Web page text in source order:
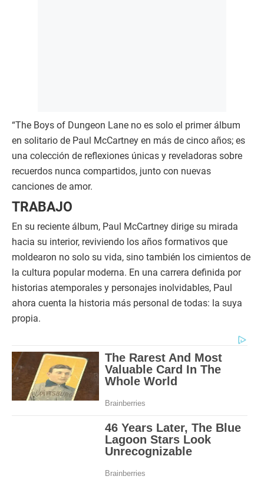
“The Boys of Dungeon Lane no es solo el primer álbum
en solitario de Paul McCartney en más de cinco años; es
una colección de reflexiones únicas y reveladoras sobre
recuerdos nunca compartidos, junto con nuevas
canciones de amor.
TRABAJO
En su reciente álbum, Paul McCartney dirige su mirada
hacia su interior, reviviendo los años formativos que
moldearon no solo su vida, sino también los cimientos de
la cultura popular moderna. En una carrera definida por
historias atemporales y personajes inolvidables, Paul
ahora cuenta la historia más personal de todas: la suya
propia.